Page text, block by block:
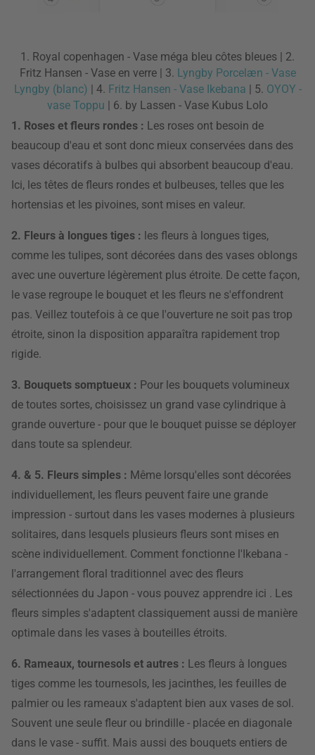
1. Royal copenhagen - Vase méga bleu côtes bleues | 2.
Fritz Hansen - Vase en verre | 3. Lyngby Porcelæn - Vase
Lyngby (blanc) | 4. Fritz Hansen - Vase Ikebana | 5. OYOY -
vase Toppu | 6. by Lassen - Vase Kubus Lolo
1. Roses et fleurs rondes : Les roses ont besoin de
beaucoup d'eau et sont donc mieux conservées dans des
vases décoratifs à bulbes qui absorbent beaucoup d'eau.
Ici, les têtes de fleurs rondes et bulbeuses, telles que les
hortensias et les pivoines, sont mises en valeur.
2. Fleurs à longues tiges : les fleurs à longues tiges,
comme les tulipes, sont décorées dans des vases oblongs
avec une ouverture légèrement plus étroite. De cette façon,
le vase regroupe le bouquet et les fleurs ne s'effondrent
pas. Veillez toutefois à ce que l'ouverture ne soit pas trop
étroite, sinon la disposition apparaîtra rapidement trop
rigide.
3. Bouquets somptueux : Pour les bouquets volumineux
de toutes sortes, choisissez un grand vase cylindrique à
grande ouverture - pour que le bouquet puisse se déployer
dans toute sa splendeur.
4. & 5. Fleurs simples : Même lorsqu'elles sont décorées
individuellement, les fleurs peuvent faire une grande
impression - surtout dans les vases modernes à plusieurs
solitaires, dans lesquels plusieurs fleurs sont mises en
scène individuellement. Comment fonctionne l'Ikebana -
l'arrangement floral traditionnel avec des fleurs
sélectionnées du Japon - vous pouvez apprendre ici . Les
fleurs simples s'adaptent classiquement aussi de manière
optimale dans les vases à bouteilles étroits.
6. Rameaux, tournesols et autres : Les fleurs à longues
tiges comme les tournesols, les jacinthes, les feuilles de
palmier ou les rameaux s'adaptent bien aux vases de sol.
Souvent une seule fleur ou brindille - placée en diagonale
dans le vase - suffit. Mais aussi des bouquets entiers de